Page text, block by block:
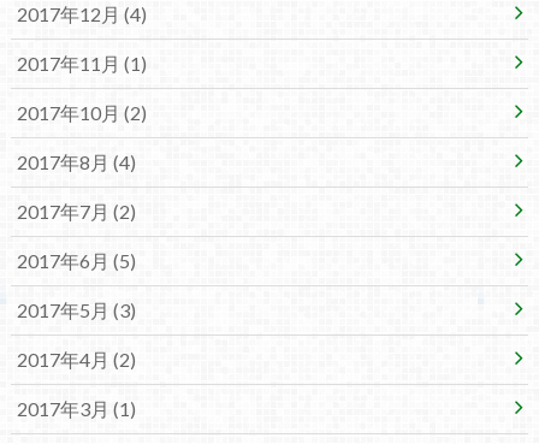
2017年12月 (4)
2017年11月 (1)
2017年10月 (2)
2017年8月 (4)
2017年7月 (2)
2017年6月 (5)
2017年5月 (3)
2017年4月 (2)
2017年3月 (1)